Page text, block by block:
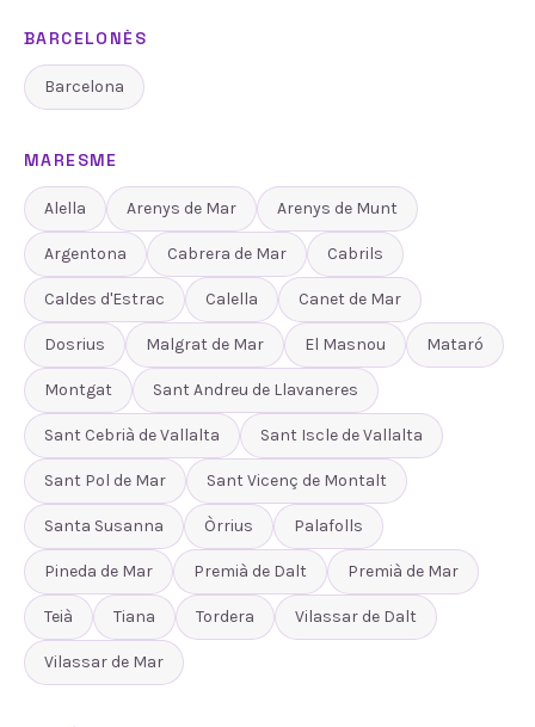
BARCELONÈS
Barcelona
MARESME
Alella Arenys de Mar Arenys de Munt
Argentona Cabrera de Mar Cabrils
Caldes d'Estrac Calella Canet de Mar
Dosrius Malgrat de Mar El Masnou Mataró
Montgat Sant Andreu de Llavaneres
Sant Cebrià de Vallalta Sant Iscle de Vallalta
Sant Pol de Mar Sant Vicenç de Montalt
Santa Susanna Òrrius Palafolls
Pineda de Mar Premià de Dalt Premià de Mar
Teià Tiana Tordera Vilassar de Dalt
Vilassar de Mar